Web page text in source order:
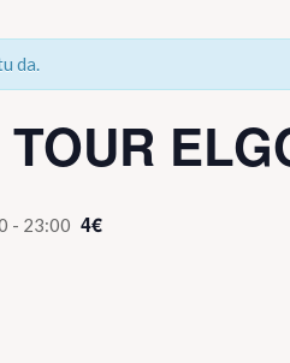
da.
- 23:00 4€